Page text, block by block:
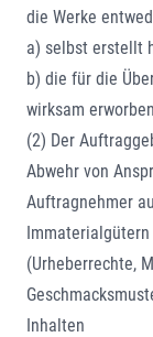
die Werke
a) selbst erstellt
b) die für die
wirksam
(2) Der
Abwehr von
Auftragnehmer
Immaterialgütern
(Urheberrechte,
Inhalten